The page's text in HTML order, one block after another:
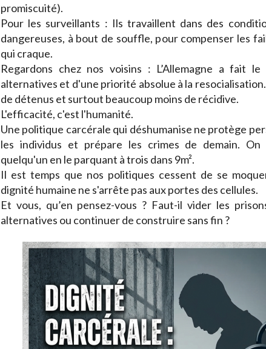
promiscuité).
Pour les surveillants : Ils travaillent dans des
dangereuses, à bout de souffle, pour compenser les
qui craque.
Regardons chez nos voisins : L’Allemagne a fait
alternatives et d'une priorité absolue à la
de détenus et surtout beaucoup moins de récidive.
L'efficacité, c'est l'humanité.
Une politique carcérale qui déshumanise ne protège
les individus et prépare les crimes de demain. On
quelqu'un en le parquant à trois dans 9m².
Il est temps que nos politiques cessent de se
dignité humaine ne s'arrête pas aux portes des cellules.
Et vous, qu’en pensez-vous ? Faut-il vider les
alternatives ou continuer de construire sans fin ?